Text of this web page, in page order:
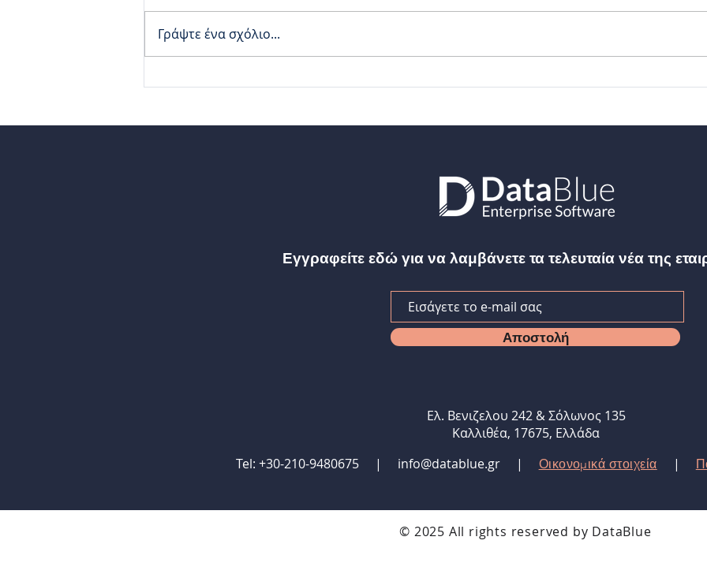
Varicent v10 Technical
Η DataBlue "ταξίδεψε"
Varicent Elevate
Γράψτε ένα σχόλιο...
Εγγραφείτε εδώ για να λαμβάνετε τα τελευταία νέα της
Αποστολή
Ελ. Βενιζελου 242 & Σόλωνος 135
Καλλιθέα, 17675, Ελλάδα
Tel: +30-210-9480675 | info@datablue.gr | Οικονομικά στοιχεία |
© 2025 All rights reserved by DataBlue